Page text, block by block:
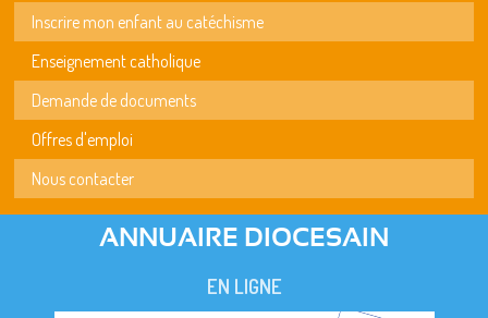
Inscrire mon enfant au catéchisme
Enseignement catholique
Demande de documents
Offres d'emploi
Nous contacter
ANNUAIRE DIOCESAIN
EN LIGNE